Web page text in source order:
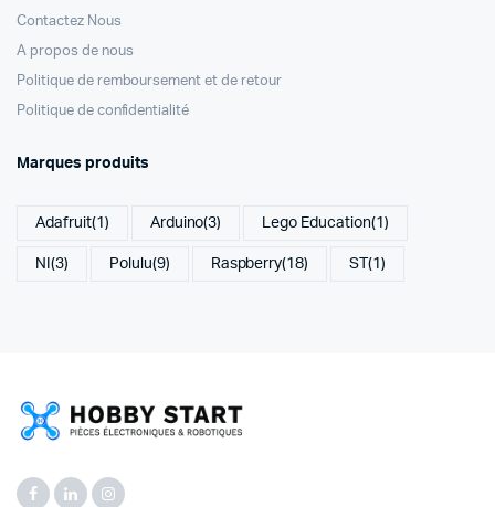
Contactez Nous
A propos de nous
Politique de remboursement et de retour
Politique de confidentialité
Marques produits
Adafruit(1) Arduino(3) Lego Education(1)
NI (3) Polulu(9) Raspberry(18) ST(1)